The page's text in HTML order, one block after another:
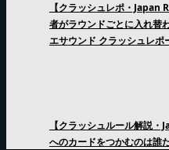
【クラッシュレポ・
者がラウンドごとに入れ替
エサウンド クラッシュレポ
【クラッシュルール解説
へのカードをつかむのは誰